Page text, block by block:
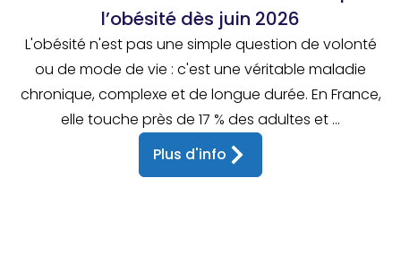
l’obésité dès juin 2026
L'obésité n'est pas une simple question de volonté
ou de mode de vie : c'est une véritable maladie
chronique, complexe et de longue durée. En France,
elle touche près de 17 % des adultes et ...
Plus d'info